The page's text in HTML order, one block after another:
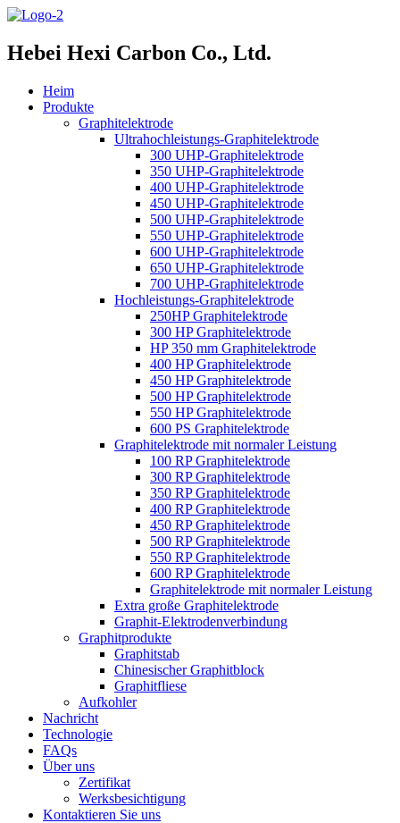
Hebei Hexi Carbon Co., Ltd.
Heim
Produkte
Graphitelektrode
Ultrahochleistungs-Graphitelektrode
300 UHP-Graphitelektrode
350 UHP-Graphitelektrode
400 UHP-Graphitelektrode
450 UHP-Graphitelektrode
500 UHP-Graphitelektrode
550 UHP-Graphitelektrode
600 UHP-Graphitelektrode
650 UHP-Graphitelektrode
700 UHP-Graphitelektrode
Hochleistungs-Graphitelektrode
250HP Graphitelektrode
300 HP Graphitelektrode
HP 350 mm Graphitelektrode
400 HP Graphitelektrode
450 HP Graphitelektrode
500 HP Graphitelektrode
550 HP Graphitelektrode
600 PS Graphitelektrode
Graphitelektrode mit normaler Leistung
100 RP Graphitelektrode
300 RP Graphitelektrode
350 RP Graphitelektrode
400 RP Graphitelektrode
450 RP Graphitelektrode
500 RP Graphitelektrode
550 RP Graphitelektrode
600 RP Graphitelektrode
Graphitelektrode mit normaler Leistung
Extra große Graphitelektrode
Graphit-Elektrodenverbindung
Graphitprodukte
Graphitstab
Chinesischer Graphitblock
Graphitfliese
Aufkohler
Nachricht
Technologie
FAQs
Über uns
Zertifikat
Werksbesichtigung
Kontaktieren Sie uns